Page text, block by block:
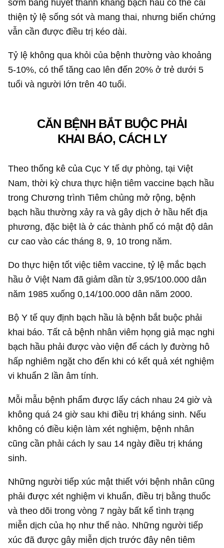
thiện tỷ lệ sống sót và mang thai, nhưng biến chứng
vẫn cần được điều trị kéo dài.
Tỷ lệ không qua khỏi của bệnh thường vào khoảng
5-10%, có thể tăng cao lên đến 20% ở trẻ dưới 5
tuổi và người lớn trên 40 tuổi.
CĂN BỆNH BẮT BUỘC PHẢI
KHAI BÁO, CÁCH LY
Theo thống kê của Cục Y tế dự phòng, tại Việt
Nam, thời kỳ chưa thực hiện tiêm vaccine bạch hầu
trong Chương trình Tiêm chủng mở rộng, bệnh
bạch hầu thường xảy ra và gây dịch ở hầu hết địa
phương, đặc biệt là ở các thành phố có mật độ dân
cư cao vào các tháng 8, 9, 10 trong năm.
Do thực hiện tốt việc tiêm vaccine, tỷ lệ mắc bạch
hầu ở Việt Nam đã giảm dần từ 3,95/100.000 dân
năm 1985 xuống 0,14/100.000 dân năm 2000.
Bộ Y tế quy định bạch hầu là bệnh bắt buộc phải
khai báo. Tất cả bệnh nhân viêm họng giả mạc nghi
bạch hầu phải được vào viện để cách ly đường hô
hấp nghiêm ngặt cho đến khi có kết quả xét nghiệm
vi khuẩn 2 lần âm tính.
Mỗi mẫu bệnh phẩm được lấy cách nhau 24 giờ và
không quá 24 giờ sau khi điều trị kháng sinh. Nếu
không có điều kiện làm xét nghiệm, bệnh nhân
cũng cần phải cách ly sau 14 ngày điều trị kháng
sinh.
Những người tiếp xúc mật thiết với bệnh nhân cũng
phải được xét nghiệm vi khuẩn, điều trị bằng thuốc
và theo dõi trong vòng 7 ngày bất kể tình trạng
miễn dịch của họ như thế nào. Những người tiếp
xúc đã được gây miễn dịch trước đây nên tiêm